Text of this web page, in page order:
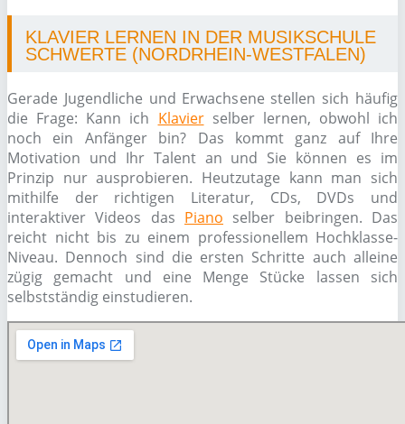
KLAVIER LERNEN IN DER MUSIKSCHULE
SCHWERTE (NORDRHEIN-WESTFALEN)
Gerade Jugendliche und Erwachsene stellen sich häufig
die Frage: Kann ich Klavierselber lernen, obwohl ich
noch ein Anfänger bin? Das kommt ganz auf Ihre
Motivation und Ihr Talent an und Sie können es im
Prinzip nur ausprobieren. Heutzutage kann man sich
mithilfe der richtigen Literatur, CDs, DVDs und
interaktiver Videos das Piano selber beibringen. Das
reicht nicht bis zu einem professionellem Hochklasse-
Niveau. Dennoch sind die ersten Schritte auch alleine
zügig gemacht und eine Menge Stücke lassen sich
selbstständig einstudieren.